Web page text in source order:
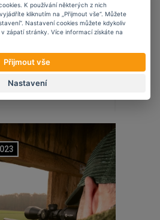
Design
K používání některých z nich
kliknutím na „Přijmout vše“. Můžete
Nastavení cookies můžete kdykoliv
zápatí stránky. Více informací získáte na
Přijmout vše
Nastavení